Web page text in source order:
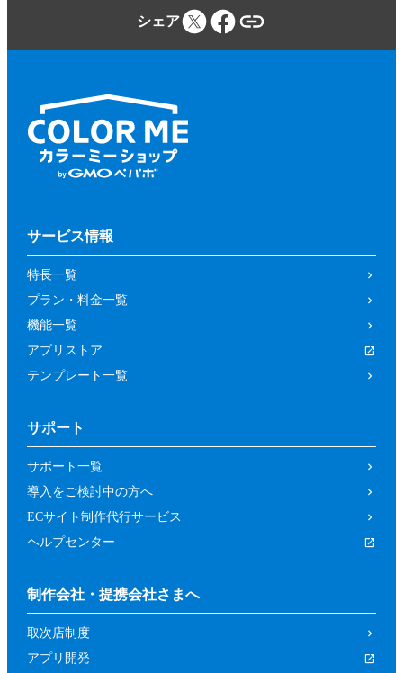
シェア
サービス情報
特長一覧
プラン・料金一覧
機能一覧
アプリストア
テンプレート一覧
サポート
サポート一覧
導入をご検討中の方へ
ECサイト制作代行サービス
ヘルプセンター
制作会社・提携会社さまへ
取次店制度
アプリ開発